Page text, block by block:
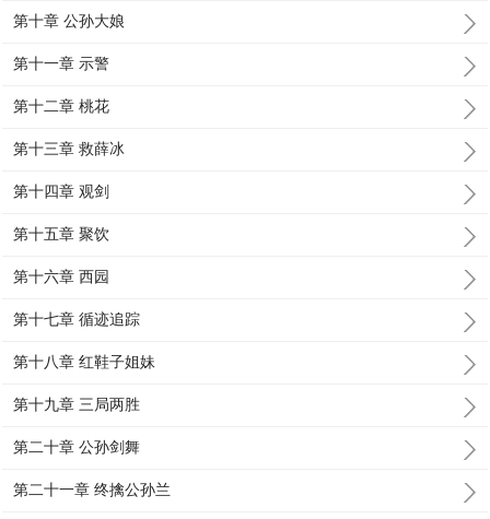
第十章 公孙大娘
第十一章 示警
第十二章 桃花
第十三章 救薛冰
第十四章 观剑
第十五章 聚饮
第十六章 西园
第十七章 循迹追踪
第十八章 红鞋子姐妹
第十九章 三局两胜
第二十章 公孙剑舞
第二十一章 终擒公孙兰